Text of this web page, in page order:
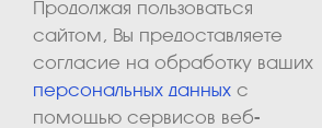
Продолжая пользоваться
сайтом, Вы предоставляете
согласие на обработку ваших
персональных данных с
помощью сервисов веб-